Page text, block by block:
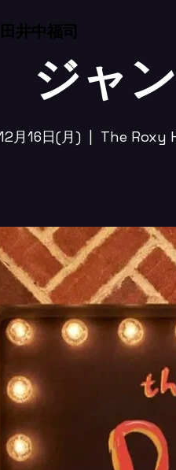
井中福司
ジャ
月16日(月)
  |
The Roxy